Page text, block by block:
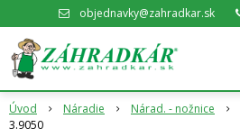
objednavky@zahradkar.sk
Úvod Náradie Nárad. - nožnice
3.9050